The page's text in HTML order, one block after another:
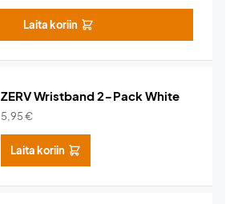
Laita koriin
ZERV Wristband 2-Pack White
5,95€
Laita koriin